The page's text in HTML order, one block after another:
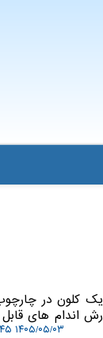
یک کلون در
اندام های قابل
۱۴۰۵/۰۵/۰۳ ۱۳:۳۶:۴۵